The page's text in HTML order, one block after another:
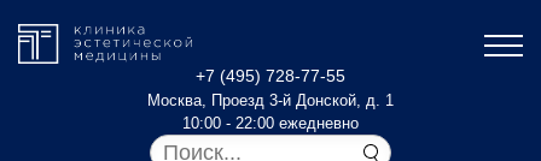
+7 (495) 728-77-55
Москва, Проезд 3-й Донской, д. 1
10:00 - 22:00 ежедневно